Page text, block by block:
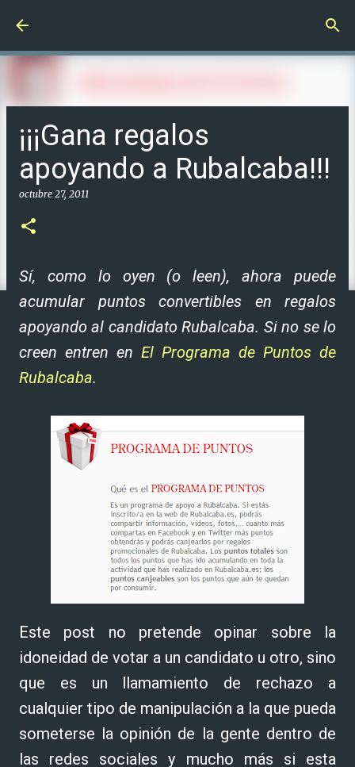
¡¡¡Gana regalos
apoyando a Rubalcaba!!!
octubre 27, 2011
Sí, como lo oyen (o leen), ahora puede
acumular puntos convertibles en regalos
apoyando al candidato Rubalcaba. Si no se lo
creen entren en El Programa de Puntos de
Rubalcaba.
Este post no pretende opinar sobre la
idoneidad de votar a un candidato u otro, sino
que es un llamamiento de rechazo a
cualquier tipo de manipulación a la que pueda
someterse la opinión de la gente dentro de
las redes sociales y mucho más si esta